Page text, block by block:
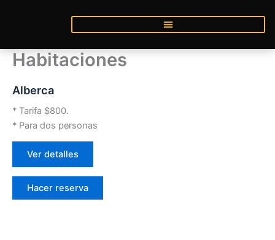
Habitaciones
Alberca
* Tarifa $800.
* Para dos personas
Ver detalles
Hacer reserva